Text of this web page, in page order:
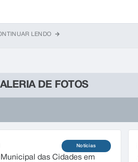
LENDO
DE FOTOS
Notícias
das Cidades em